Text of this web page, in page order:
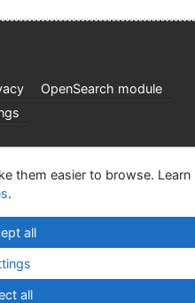
OpenSearch module
Cosmotron Slovakia, s.r.o.
them easier to browse. Learn
.
all
all